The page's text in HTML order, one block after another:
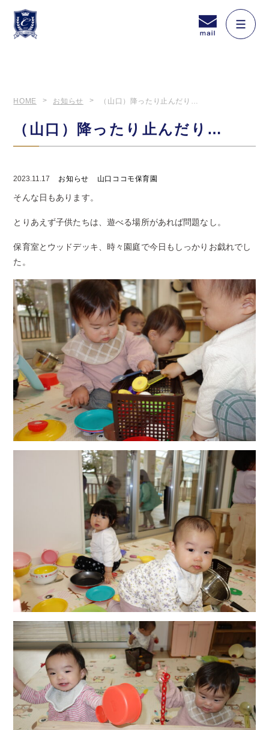
HOME お知らせ （山口）降ったり止んだり…
（山口）降ったり止んだり…
2023.11.17 お知らせ 山口ココモ保育園
そんな日もあります。
とりあえず子供たちは、遊べる場所があれば問題なし。
保育室とウッドデッキ、時々園庭で今日もしっかりお戯れでし
た。